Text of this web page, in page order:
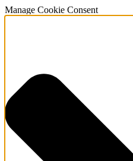
Manage Cookie Consent